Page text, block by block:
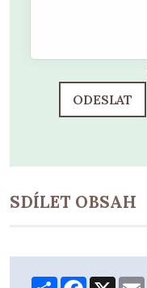
ODESLAT
SDÍLET OBSAH
ShareFacebook
X